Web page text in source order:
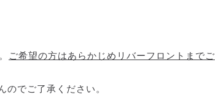
ご希望の方はあらかじめリバーフロントまでご
でご了承ください。